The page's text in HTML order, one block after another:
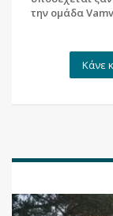
την ομάδα
Κάνε